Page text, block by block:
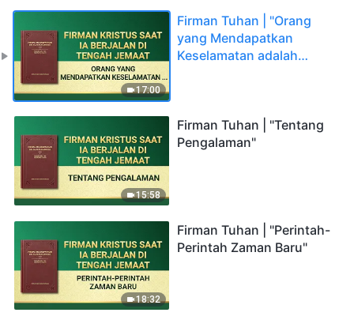
17:00
Firman Tuhan | "Orang
yang Mendapatkan
Keselamatan adalah
15:58
Firman Tuhan | "Tentang
Pengalaman"
18:32
Firman Tuhan | "Perintah-
Perintah Zaman Baru"